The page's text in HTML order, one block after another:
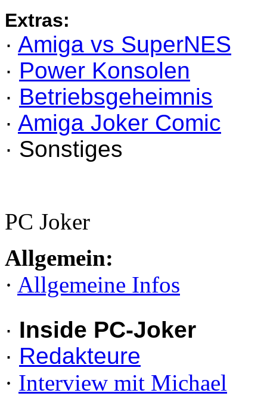
Extras:
· Amiga vs SuperNES
· Power Konsolen
· Betriebsgeheimnis
· Amiga Joker Comic
· Sonstiges
PC Joker
Allgemein:
· Allgemeine Infos
· Inside PC-Joker
· Redakteure
· Interview mit Michael